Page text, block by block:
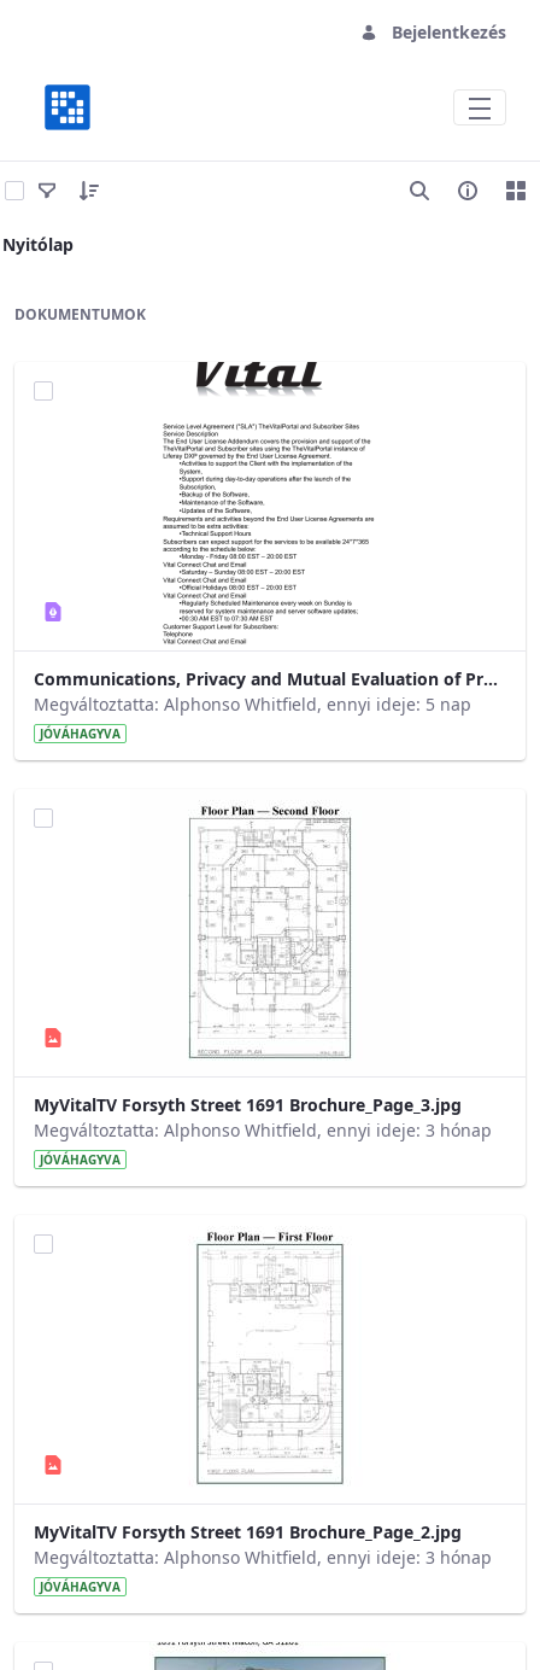
Bejelentkezés
Vital Site Services
Nyitólap
DOKUMENTUMOK
Communications, Privacy and Mutual Evaluation of Proprietary Documents
Megváltoztatta: Alphonso Whitfield, ennyi ideje: 5 nap
JÓVÁHAGYVA
MyVitalTV Forsyth Street 1691 Brochure_Page_3.jpg
Megváltoztatta: Alphonso Whitfield, ennyi ideje: 3 hónap
JÓVÁHAGYVA
MyVitalTV Forsyth Street 1691 Brochure_Page_2.jpg
Megváltoztatta: Alphonso Whitfield, ennyi ideje: 3 hónap
JÓVÁHAGYVA